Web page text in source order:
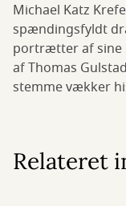
Michael Katz
spændingsfyldt
portrætter af sine
af Thomas
stemme vækker
Relateret